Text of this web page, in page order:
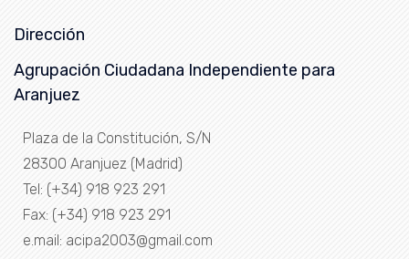
Dirección
Agrupación Ciudadana Independiente para
Aranjuez
Plaza de la Constitución, S/N
28300 Aranjuez (Madrid)
Tel: (+34) 918 923 291
Fax: (+34) 918 923 291
e.mail: acipa2003@gmail.com